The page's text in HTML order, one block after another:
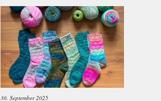
30. September 2025